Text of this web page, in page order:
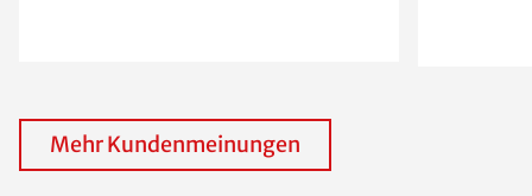
Mehr Kundenmeinungen